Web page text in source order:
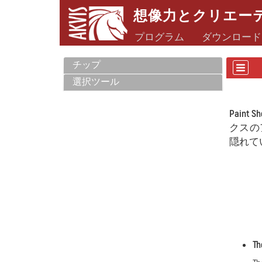
想像力とクリエー
プログラム ダウンロード
チップ
選択ツール
Paint
クス
隠れ